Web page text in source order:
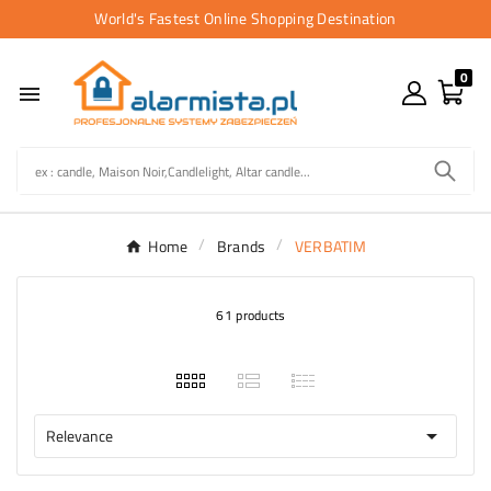
World's Fastest Online Shopping Destination

0
Home Brands VERBATIM
61 products
Relevance 